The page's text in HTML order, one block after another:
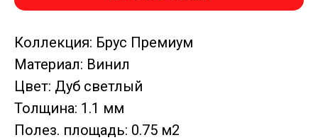
Коллекция: Брус Премиум
Материал: Винил
Цвет: Дуб светлый
Толщина: 1.1 мм
Полез. площадь: 0.75 м2